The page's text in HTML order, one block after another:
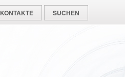
KONTAKTE SUCHEN